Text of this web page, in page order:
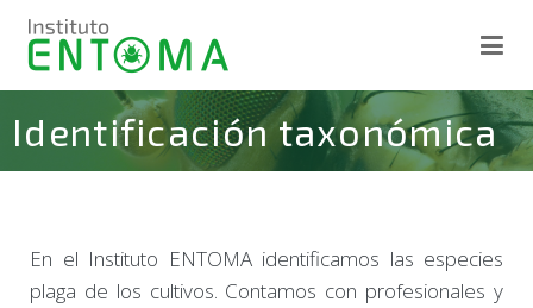
Instituto ENTOMA
Ciencia en Acción
Identificación taxonómica
En el Instituto ENTOMA identificamos las especies
plaga de los cultivos. Contamos con profesionales y